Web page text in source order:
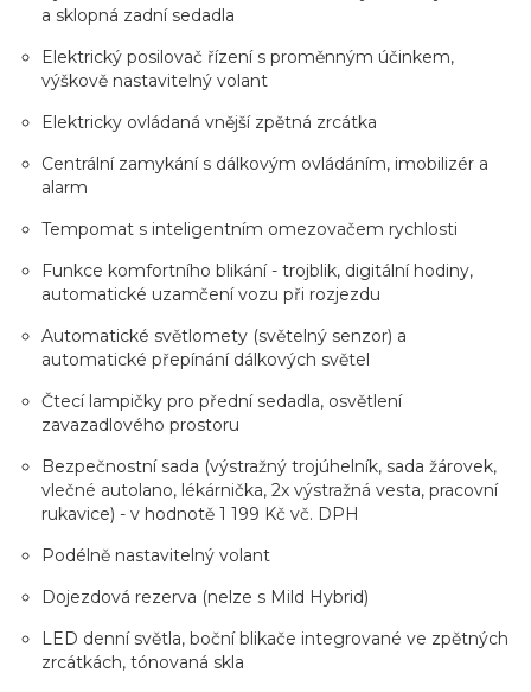
a sklopná zadní sedadla
Elektrický posilovač řízení s proměnným účinkem,
výškově nastavitelný volant
Elektricky ovládaná vnější zpětná zrcátka
Centrální zamykání s dálkovým ovládáním, imobilizér a
alarm
Tempomat s inteligentním omezovačem rychlosti
Funkce komfortního blikání - trojblik, digitální hodiny,
automatické uzamčení vozu při rozjezdu
Automatické světlomety (světelný senzor) a
automatické přepínání dálkových světel
Čtecí lampičky pro přední sedadla, osvětlení
zavazadlového prostoru
Bezpečnostní sada (výstražný trojúhelník, sada žárovek,
vlečné autolano, lékárnička, 2x výstražná vesta, pracovní
rukavice) - v hodnotě 1 199 Kč vč. DPH
Podélně nastavitelný volant
Dojezdová rezerva (nelze s Mild Hybrid)
LED denní světla, boční blikače integrované ve zpětných
zrcátkách, tónovaná skla